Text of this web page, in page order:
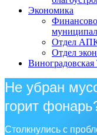
Экономика
Отдел
Отдел
Не убран
горит
Столкнулись с